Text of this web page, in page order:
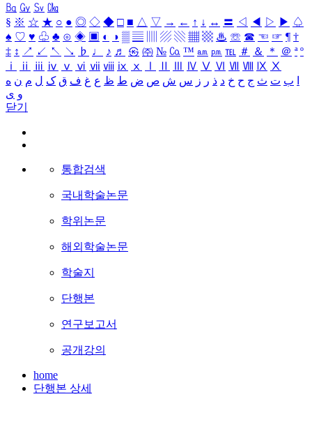
㏃ ㏉ ㏜ ㏆
§ ※ ☆ ★ ○ ● ◎ ◇ ◆ □ ■ △ ▽ → ← ↑ ↓ ↔ 〓 ◁ ◀ ▷ ▶ ♤
♠ ♡ ♥ ♧ ♣ ⊙ ◈ ▣ ◐ ◑ ▒ ▤ ▨ ▧ ▦ ▩ ♨ ☏ ☎ ☜ ☞ ¶ †
‡ ↕ ↗ ↙ ↖ ↘ ♭ ♩ ♪ ♬ ㉿ ㈜ № ㏇ ™ ㏂ ㏘ ℡ ＃ ＆ ＊ ＠ ª º
ⅰ
ⅱ ⅲ ⅳ ⅴ ⅵ ⅶ ⅷ ⅸ ⅹ Ⅳ Ⅴ Ⅵ Ⅶ Ⅷ Ⅸ Ⅹ
ب ت ث ج ح خ د ذ ر ز س ش ص ض ط ظ ع غ ف ق ک ل م ن ه
و ی
닫기
통합검색
국내학술논문
학위논문
해외학술논문
학술지
단행본
연구보고서
공개강의
home
단행본 상세